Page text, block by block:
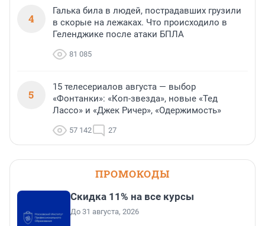
4
Галька била в людей, пострадавших грузили
в скорые на лежаках. Что происходило в
Геленджике после атаки БПЛА
81 085
5
15 телесериалов августа — выбор
«Фонтанки»: «Коп-звезда», новые «Тед
Лассо» и «Джек Ричер», «Одержимость»
57 142 27
ПРОМОКОДЫ
Скидка 11% на все курсы
До 31 августа, 2026